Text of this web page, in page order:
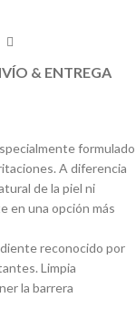
& ENTREGA
formulado
A diferencia
de la piel ni
en una opción más
reconocido por
Limpia
la barrera